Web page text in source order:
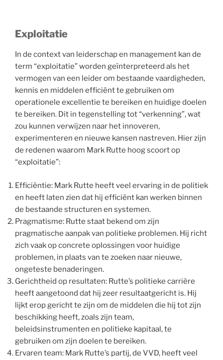
Exploitatie
In de context van leiderschap en management kan de
term “exploitatie” worden geïnterpreteerd als het
vermogen van een leider om bestaande vaardigheden,
kennis en middelen efficiënt te gebruiken om
operationele excellentie te bereiken en huidige doelen
te bereiken. Dit in tegenstelling tot “verkenning”, wat
zou kunnen verwijzen naar het innoveren,
experimenteren en nieuwe kansen nastreven. Hier zijn
de redenen waarom Mark Rutte hoog scoort op
“exploitatie”:
Efficiëntie: Mark Rutte heeft veel ervaring in de politiek
en heeft laten zien dat hij efficiënt kan werken binnen
de bestaande structuren en systemen.
Pragmatisme: Rutte staat bekend om zijn
pragmatische aanpak van politieke problemen. Hij richt
zich vaak op concrete oplossingen voor huidige
problemen, in plaats van te zoeken naar nieuwe,
ongeteste benaderingen.
Gerichtheid op resultaten: Rutte’s politieke carrière
heeft aangetoond dat hij zeer resultaatgericht is. Hij
lijkt erop gericht te zijn om de middelen die hij tot zijn
beschikking heeft, zoals zijn team,
beleidsinstrumenten en politieke kapitaal, te
gebruiken om zijn doelen te bereiken.
Ervaren team: Mark Rutte’s partij, de VVD, heeft veel